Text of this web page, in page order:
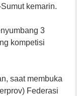
kemarin.
3
kompetisi
saat membuka
Federasi